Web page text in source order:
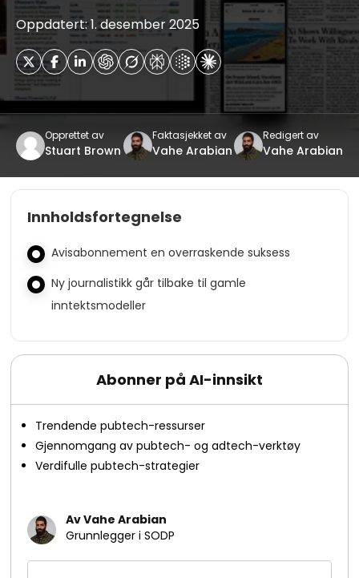
Oppdatert: 1. desember 2025
Opprettet av
Stuart Brown
Faktasjekket av
Vahe Arabian
Redigert av
Vahe Arabian
Innholdsfortegnelse
Avisabonnement en overraskende suksess
Ny journalistikk går tilbake til gamle
inntektsmodeller
Abonner på AI-innsikt
Trendende pubtech-ressurser
Gjennomgang av pubtech- og adtech-verktøy
Verdifulle pubtech-strategier
Av Vahe Arabian
Grunnlegger i SODP